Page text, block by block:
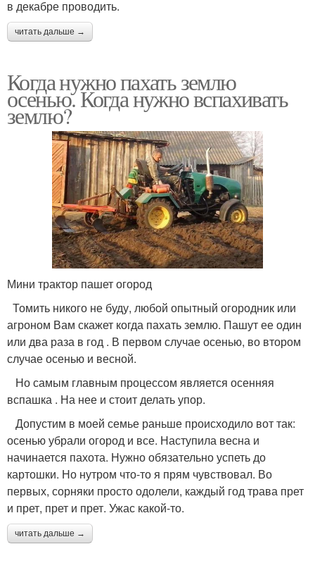
в декабре проводить.
читать дальше →
Когда нужно пахать землю
осенью. Когда нужно вспахивать
землю?
Мини трактор пашет огород
Томить никого не буду, любой опытный огородник или
агроном Вам скажет когда пахать землю. Пашут ее один
или два раза в год . В первом случае осенью, во втором
случае осенью и весной.
Но самым главным процессом является осенняя
вспашка . На нее и стоит делать упор.
Допустим в моей семье раньше происходило вот так:
осенью убрали огород и все. Наступила весна и
начинается пахота. Нужно обязательно успеть до
картошки. Но нутром что-то я прям чувствовал. Во
первых, сорняки просто одолели, каждый год трава прет
и прет, прет и прет. Ужас какой-то.
читать дальше →